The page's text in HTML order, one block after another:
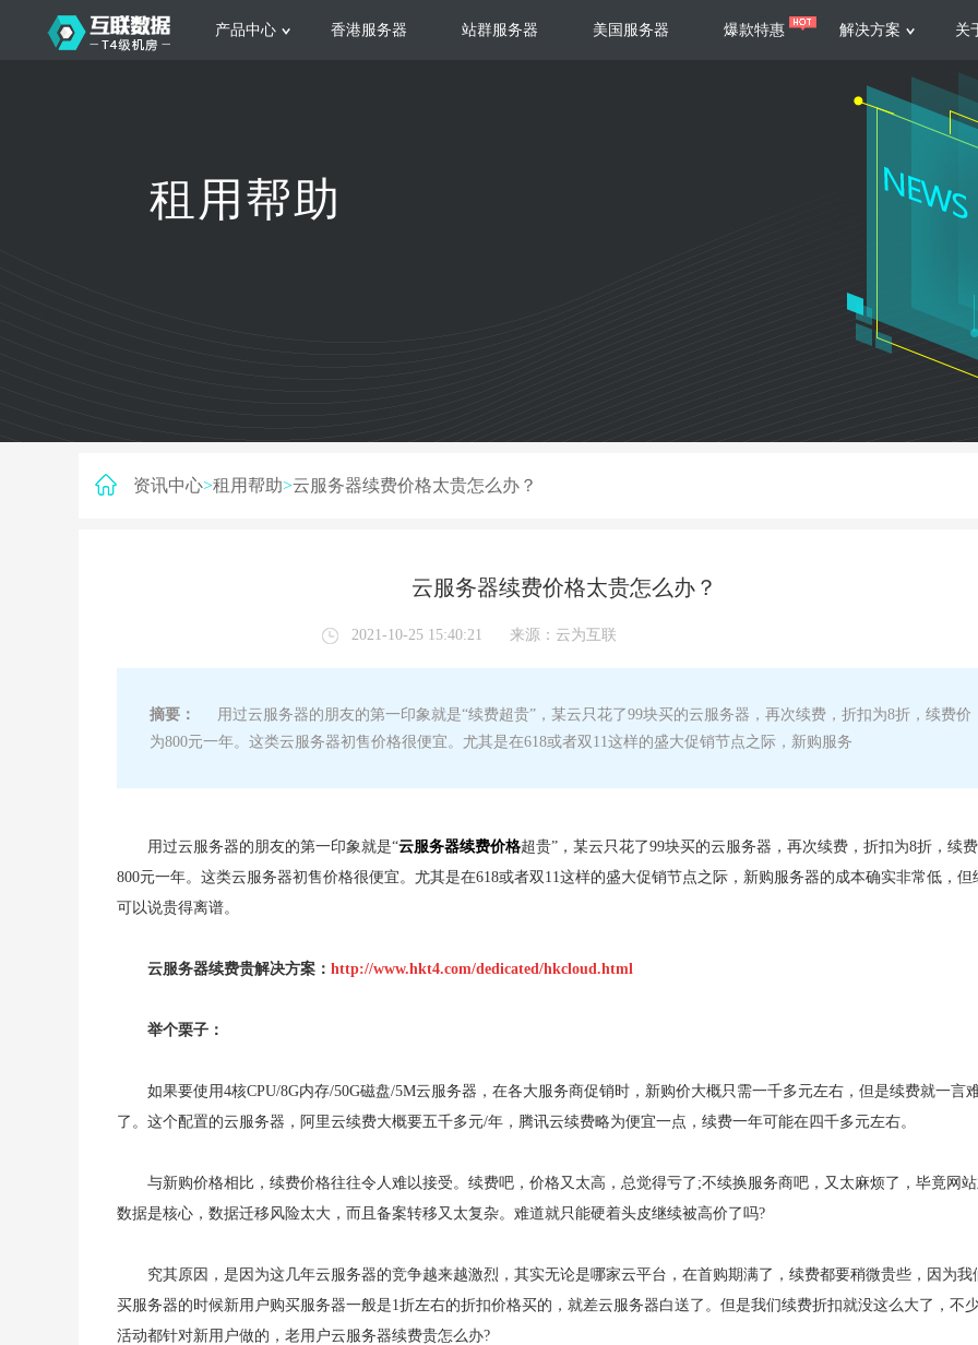
产品中心
新加坡服务器 台湾服务器
服务器
香港服务器 站群服务器 美国服务器 爆款特惠 解决方案
根据不同规模的网站提供可定制化的架
构和 一站式协助
集源视频存储、高效自动
以及 内容分发等功能，加
大数据营销
低成本有效采集、分析、
数据，降 低20%的人工成
关
服务支持
租用帮助
资讯中心>租用帮助>云服务器续费价格太贵怎么办？
云服务器续费价格太贵怎么办？
2021-10-25 15:40:21 来源： 云为互联
摘要：
用过云服务器的朋友的第一印象就是“续费超贵”，某云只花了99块买的云服务器，再次续费，折扣为8折，续费价
为800元一年。这类云服务器初售价格很便宜。尤其是在618或者双11这样的盛大促销节点之际，新购服务
用过云服务器的朋友的第一印象就是“云服务器续费价格超贵”，某云只花了99块买的云服务器，再次续费，折扣为8折，续
800元一年。这类云服务器初售价格很便宜。尤其是在618或者双11这样的盛大促销节点之际，新购服务器的成本确实非常低，但
可以说贵得离谱。
云服务器续费贵解决方案： http://www.hkt4.com/dedicated/hkcloud.html
举个栗子：
如果要使用4核CPU/8G内存/50G磁盘/5M云服务器，在各大服务商促销时，新购价大概只需一千多元左右，但是续费就一言
了。这个配置的云服务器，阿里云续费大概要五千多元/年，腾讯云续费略为便宜一点，续费一年可能在四千多元左右。
与新购价格相比，续费价格往往令人难以接受。续费吧，价格又太高，总觉得亏了;不续换服务商吧，又太麻烦了，毕竟网
数据是核心，数据迁移风险太大，而且备案转移又太复杂。难道就只能硬着头皮继续被高价了吗?
究其原因，是因为这几年云服务器的竞争越来越激烈，其实无论是哪家云平台，在首购期满了，续费都要稍微贵些，因为我
买服务器的时候新用户购买服务器一般是1折左右的折扣价格买的，就差云服务器白送了。但是我们续费折扣就没这么大了，不
活动都针对新用户做的，老用户云服务器续费贵怎么办?